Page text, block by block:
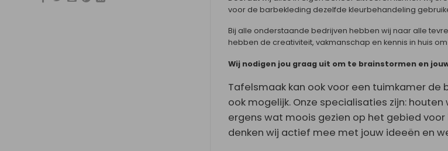
voor de barbekleding dezelfde kleurbehandeling
Bij alle onderstaande bedrijven hebben wij naar alle
hebben de creativiteit, vakmanschap en kennis in huis
Wij nodigen jou graag uit om te brainstormen en
Tafelsmaak kan ook voor een tuimkamer
ook mogelijk. Onze specialisaties zijn:
ergens wat moois gezien op het gebied
denken wij actief mee met jouw ideeën en